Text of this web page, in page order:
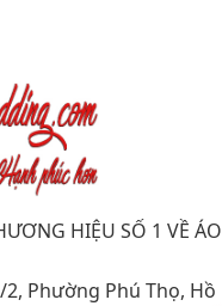
HIỆU SỐ 1 VỀ ÁO
Phường Phú Thọ, Hồ